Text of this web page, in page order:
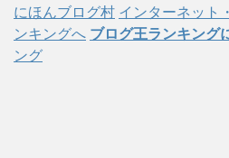
にほんブログ村 インターネット
ンキングへ ブログ王ランキング
ング